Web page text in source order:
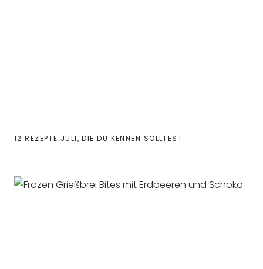
12 REZEPTE JULI, DIE DU KENNEN SOLLTEST